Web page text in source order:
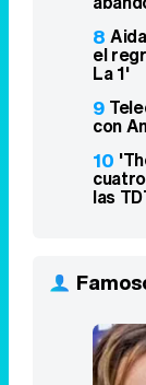
8
el
La 1'
9
con
10
las